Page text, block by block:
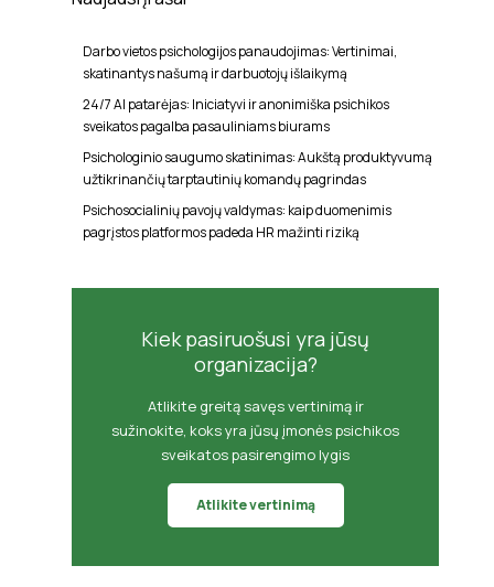
Darbo vietos psichologijos panaudojimas: Vertinimai,
skatinantys našumą ir darbuotojų išlaikymą
24/7 AI patarėjas: Iniciatyvi ir anonimiška psichikos
sveikatos pagalba pasauliniams biurams
Psichologinio saugumo skatinimas: Aukštą produktyvumą
užtikrinančių tarptautinių komandų pagrindas
Psichosocialinių pavojų valdymas: kaip duomenimis
pagrįstos platformos padeda HR mažinti riziką
Kiek pasiruošusi yra jūsų
organizacija?
Atlikite greitą savęs vertinimą ir
sužinokite, koks yra jūsų įmonės psichikos
sveikatos pasirengimo lygis
Atlikite vertinimą